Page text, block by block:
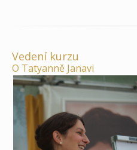
Vedení kurzu
O Tatyanně Janavi